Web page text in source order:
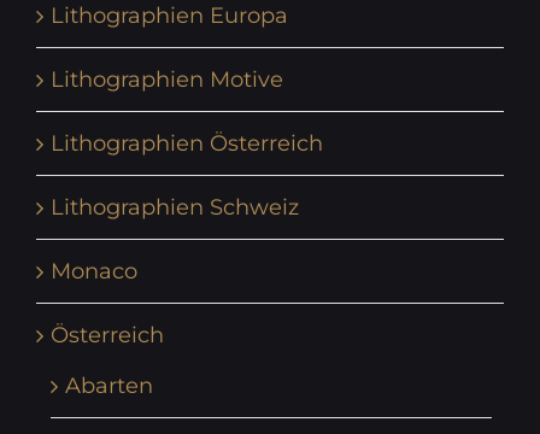
Lithographien Europa
Lithographien Motive
Lithographien Österreich
Lithographien Schweiz
Monaco
Österreich
Abarten